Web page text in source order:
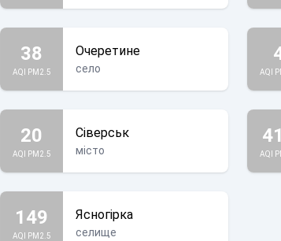
38
AQI PM2.5
Очеретине
село AQI
20
AQI PM2.5
Сіверськ
місто AQI
149
AQI PM2.5
Ясногірка
селище